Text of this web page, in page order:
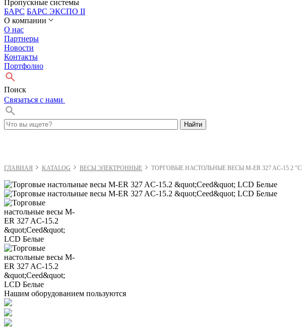
Пропускные системы
БАРС БАРС ЭКСПО II
О компании
О нас
Партнеры
Новости
Контакты
Портфолио
Поиск
Cвязаться с нами
Найти
ГЛАВНАЯ KATALOG ВЕСЫ ЭЛЕКТРОННЫЕ ТОРГОВЫЕ НАСТОЛЬНЫЕ ВЕСЫ M-ER 327 AC-15.2
Нашим оборудованием пользуются